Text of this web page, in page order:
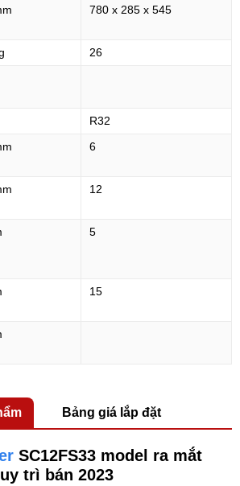
780 x 285 x 545
26
R32
6
12
5
15
Bảng giá lắp đặt
SC12FS33 model ra mắt
trì bán 2023